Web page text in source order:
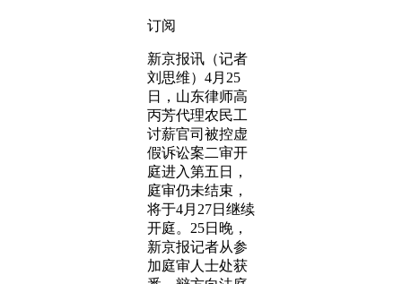
订阅
新京报讯（记者
刘思维）4月25
日，山东律师高
丙芳代理农民工
讨薪官司被控虚
假诉讼案二审开
庭进入第五日，
庭审仍未结束，
将于4月27日继续
开庭。25日晚，
新京报记者从参
加庭审人士处获